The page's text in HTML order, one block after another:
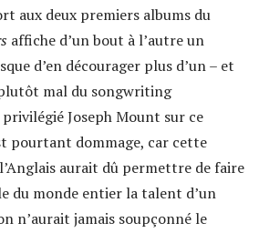
aux deux premiers albums du
affiche d’un bout à l’autre un
d’en décourager plus d’un – et
mal du songwriting
Joseph Mount sur ce
pourtant dommage, car cette
aurait dû permettre de faire
du monde entier la talent d’un
n’aurait jamais soupçonné le